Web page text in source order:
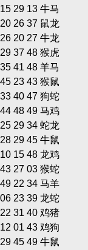
29 13 牛马
26 37 鼠龙
20 27 牛龙
37 48 猴虎
41 48 羊马
23 43 猴鼠
40 47 狗蛇
48 49 马鸡
29 34 蛇龙
29 45 牛鼠
15 48 龙鸡
27 03 猴蛇
22 34 马羊
23 39 龙蛇
31 40 鸡猪
01 43 鸡狗
45 49 牛鼠